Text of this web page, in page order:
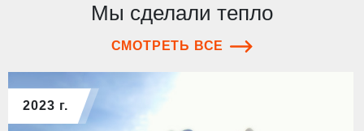
Мы сделали тепло
СМОТРЕТЬ ВСЕ
2023 г.